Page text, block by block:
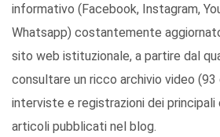
informativo (Facebook, Instagram,
Whatsapp) costantemente
sito web istituzionale, a partire dal
consultare un ricco archivio video
interviste e registrazioni dei
articoli pubblicati nel blog.